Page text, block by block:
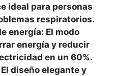
ideal para personas
respiratorios.
energía: El modo
energía y reducir
en un 60%.
diseño elegante y